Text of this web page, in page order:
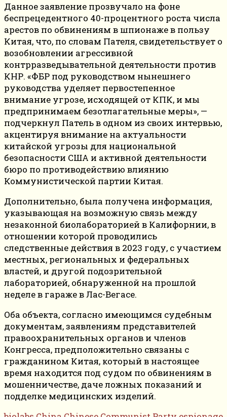
Данное заявление прозвучало на фоне
беспрецедентного 40-процентного роста числа
арестов по обвинениям в шпионаже в пользу
Китая, что, по словам Пателя, свидетельствует о
возобновлении агрессивной
контрразведывательной деятельности против
КНР. «ФБР под руководством нынешнего
руководства уделяет первостепенное
внимание угрозе, исходящей от КПК, и мы
предпринимаем безотлагательные меры», —
подчеркнул Патель в одном из своих интервью,
акцентируя внимание на актуальности
китайской угрозы для национальной
безопасности США и активной деятельности
бюро по противодействию влиянию
Коммунистической партии Китая.
Дополнительно, была получена информация,
указывающая на возможную связь между
незаконной биолабораторией в Калифорнии, в
отношении которой проводились
следственные действия в 2023 году, с участием
местных, региональных и федеральных
властей, и другой подозрительной
лабораторией, обнаруженной на прошлой
неделе в гараже в Лас-Вегасе.
Оба объекта, согласно имеющимся судебным
документам, заявлениям представителей
правоохранительных органов и членов
Конгресса, предположительно связаны с
гражданином Китая, который в настоящее
время находится под судом по обвинениям в
мошенничестве, даче ложных показаний и
подделке медицинских изделий.